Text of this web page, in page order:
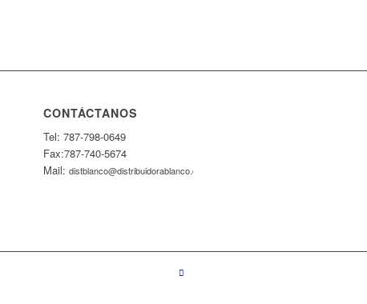
CONTÁCTANOS
Tel: 787-798-0649
Fax:787-740-5674
Mail:distblanco@distribuidorablanco.com